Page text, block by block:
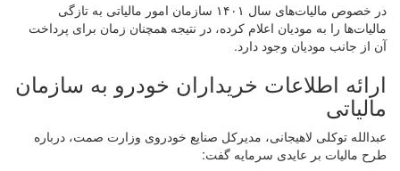
در خصوص مالیات‌های سال ۱۴۰۱ سازمان امور مالیاتی به تازگی
مالیات‌ها را به مودیان اعلام کرده، در نتیجه همچنان زمان برای پرداخت
آن از جانب مودیان وجود دارد.
ارائه اطلاعات خریداران خودرو به سازمان
مالیاتی
عبدالله توکلی لاهیجانی، مدیرکل صنایع خودروی وزارت صمت، درباره
طرح مالیات بر عایدی سرمایه گفت: